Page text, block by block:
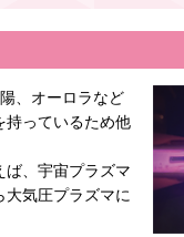
、オーロラなど
持っているため他
ば、宇宙プラズマ
気圧プラズマに